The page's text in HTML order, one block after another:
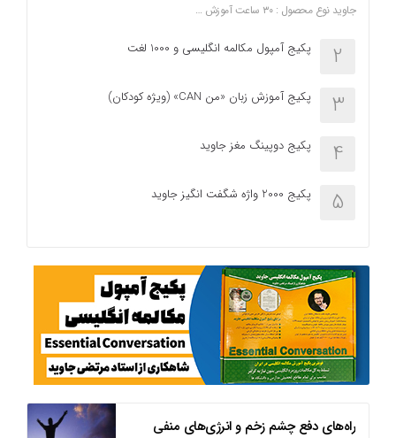
جاوید نوع محصول : ۳۰ ساعت آموزش …
2 پکیج آمپول مکالمه انگلیسی و 1000 لغت
3 پکیج آموزش زبان «من CAN» (ویژه کودکان)
4 پکیج دوپینگ مغز جاوید
5 پکیج 2000 واژه شگفت انگیز جاوید
راه‌های دفع چشم زخم و انرژی‌های منفی